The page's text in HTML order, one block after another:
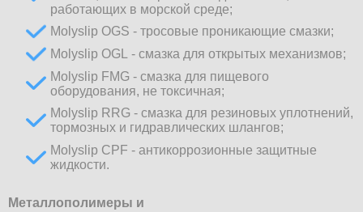
работающих в морской среде;
Molyslip OGS - тросовые проникающие смазки;
Molyslip OGL - смазка для открытых механизмов;
Molyslip FMG - смазка для пищевого
оборудования, не токсичная;
Molyslip RRG - смазка для резиновых уплотнений,
тормозных и гидравлических шлангов;
Molyslip CPF - антикоррозионные защитные
жидкости.
Металлополимеры и